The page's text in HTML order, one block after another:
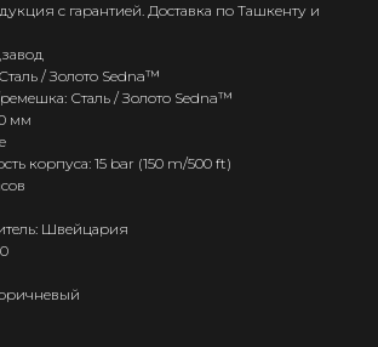
с гарантией. Доставка по Ташкенту и
/ Золото Sedna™
Сталь / Золото Sedna™
мм
корпуса: 15 bar (150 m/500 ft)
Швейцария